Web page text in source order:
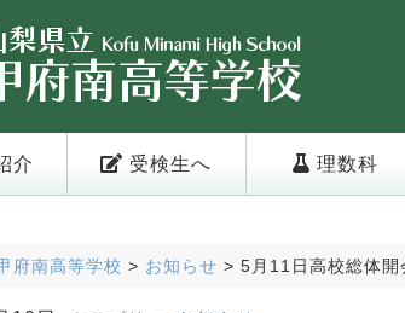
介 受検生へ 理数科
府南高等学校 > お知らせ > 5月11日高校総体開